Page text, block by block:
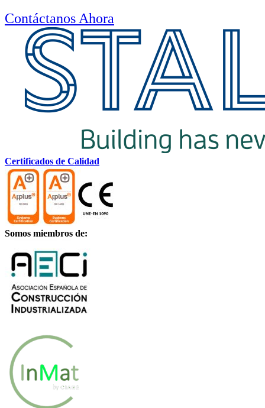
Contáctanos Ahora
Certificados de Calidad
Somos miembros de: